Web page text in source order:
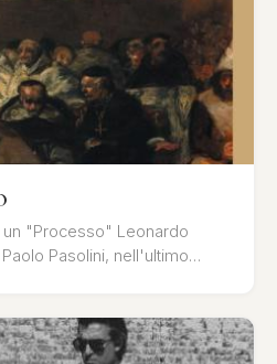
un "Processo" Leonardo
Pasolini, nell'ultimo